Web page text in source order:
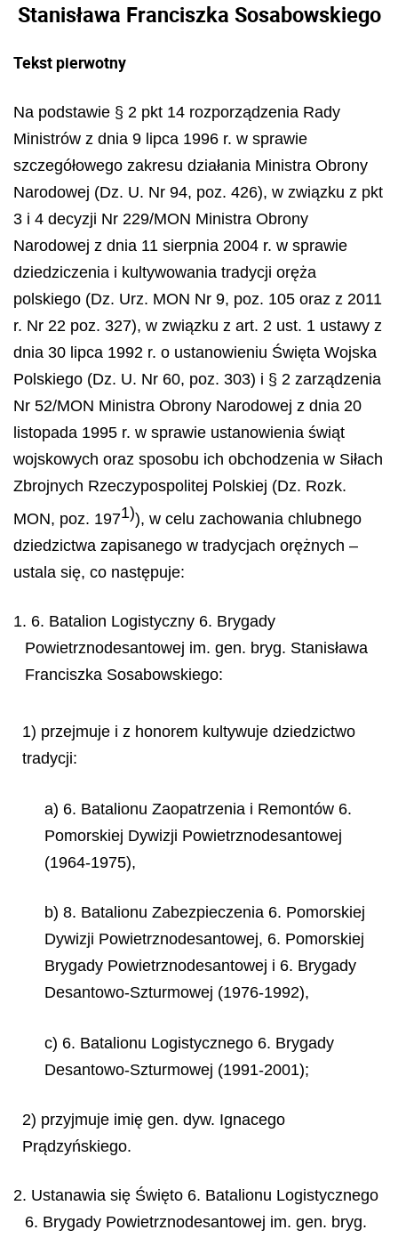
Stanisława Franciszka Sosabowskiego
Tekst pierwotny
Na podstawie § 2 pkt 14 rozporządzenia Rady
Ministrów z dnia 9 lipca 1996 r. w sprawie
szczegółowego zakresu działania Ministra Obrony
Narodowej (Dz. U. Nr 94, poz. 426), w związku z pkt
3 i 4 decyzji Nr 229/MON Ministra Obrony
Narodowej z dnia 11 sierpnia 2004 r. w sprawie
dziedziczenia i kultywowania tradycji oręża
polskiego (Dz. Urz. MON Nr 9, poz. 105 oraz z 2011
r. Nr 22 poz. 327), w związku z art. 2 ust. 1 ustawy z
dnia 30 lipca 1992 r. o ustanowieniu Święta Wojska
Polskiego (Dz. U. Nr 60, poz. 303) i § 2 zarządzenia
Nr 52/MON Ministra Obrony Narodowej z dnia 20
listopada 1995 r. w sprawie ustanowienia świąt
wojskowych oraz sposobu ich obchodzenia w Siłach
Zbrojnych Rzeczypospolitej Polskiej (Dz. Rozk.
MON, poz. 1971)), w celu zachowania chlubnego
dziedzictwa zapisanego w tradycjach orężnych –
ustala się, co następuje:
1. 6. Batalion Logistyczny 6. Brygady
Powietrznodesantowej im. gen. bryg. Stanisława
Franciszka Sosabowskiego:
1) przejmuje i z honorem kultywuje dziedzictwo
tradycji:
a) 6. Batalionu Zaopatrzenia i Remontów 6.
Pomorskiej Dywizji Powietrznodesantowej
(1964-1975),
b) 8. Batalionu Zabezpieczenia 6. Pomorskiej
Dywizji Powietrznodesantowej, 6. Pomorskiej
Brygady Powietrznodesantowej i 6. Brygady
Desantowo-Szturmowej (1976-1992),
c) 6. Batalionu Logistycznego 6. Brygady
Desantowo-Szturmowej (1991-2001);
2) przyjmuje imię gen. dyw. Ignacego
Prądzyńskiego.
2. Ustanawia się Święto 6. Batalionu Logistycznego
6. Brygady Powietrznodesantowej im. gen. bryg.